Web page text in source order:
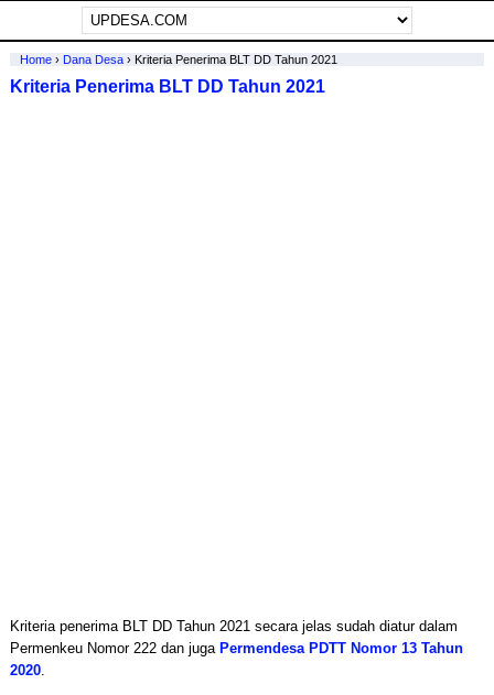
Home› Dana Desa› Kriteria Penerima BLT DD Tahun 2021
Kriteria Penerima BLT DD Tahun 2021
Kriteria penerima BLT DD Tahun 2021 secara jelas sudah diatur dalam
Permenkeu Nomor 222 dan juga Permendesa PDTT Nomor 13 Tahun
2020.